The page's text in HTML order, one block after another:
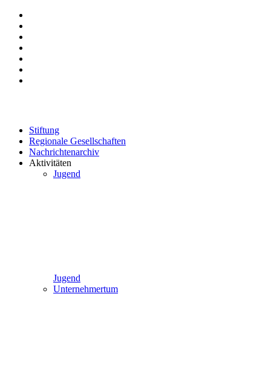
Stiftung
Regionale Gesellschaften
Nachrichtenarchiv
Aktivitäten
Jugend
Jugend
Unternehmertum